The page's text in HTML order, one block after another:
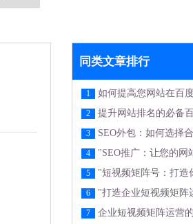
同类文章排行
1 如何提高您网站在百度
2 提升网站排名的必备百
3 SEO外包：如何选择
4 "SEO推广：让您的网
5 "短视频矩阵号：打造
6 "打造企业短视频矩阵
7 企业短视频矩阵运营